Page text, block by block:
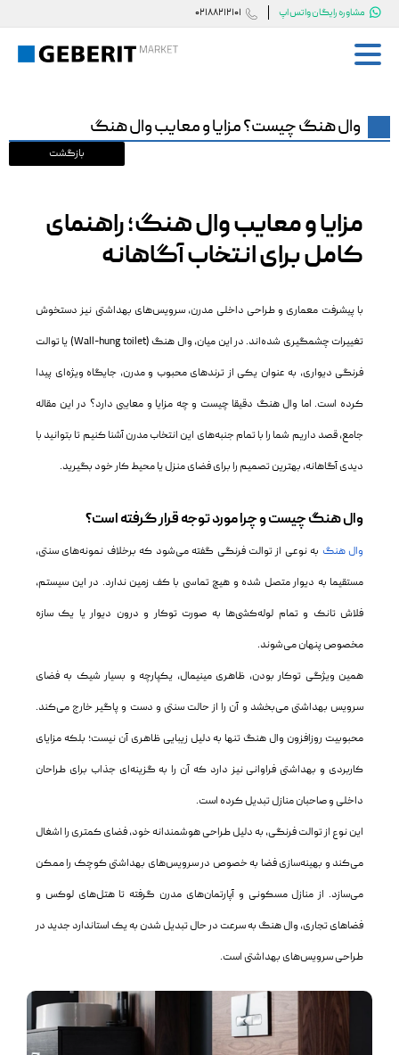
مشاوره رایگان واتس اپ 
02188212101 
فلاش تانک گبریت
وال هنگ گبریت
خدمات پس از فروش
درباره ما
تماس با ما
وال هنگ چیست؟ مزایا و معایب وال هنگ
مزایا و معایب وال هنگ؛ راهنمای
کامل برای انتخاب آگاهانه
با پیشرفت معماری و طراحی داخلی مدرن، سرویس‌های بهداشتی نیز دستخوش
تغییرات چشمگیری شده‌اند. در این میان، وال هنگ (Wall-hung toilet) یا توالت
فرنگی دیواری، به عنوان یکی از ترندهای محبوب و مدرن، جایگاه ویژه‌ای پیدا
کرده است. اما وال هنگ دقیقا چیست و چه مزایا و معایبی دارد؟ در این مقاله
جامع، قصد داریم شما را با تمام جنبه‌های این انتخاب مدرن آشنا کنیم تا بتوانید با
دیدی آگاهانه، بهترین تصمیم را برای فضای منزل یا محیط کار خود بگیرید.
وال هنگ چیست و چرا مورد توجه قرار گرفته است؟
وال هنگ به نوعی از توالت فرنگی گفته می‌شود که برخلاف نمونه‌های سنتی،
مستقیما به دیوار متصل شده و هیچ تماسی با کف زمین ندارد. در این سیستم،
فلاش تانک و تمام لوله‌کشی‌ها به صورت توکار و درون دیوار یا یک سازه
مخصوص پنهان می‌شوند.
همین ویژگی توکار بودن، ظاهری مینیمال، یکپارچه و بسیار شیک به فضای
سرویس بهداشتی می‌بخشد و آن را از حالت سنتی و دست و پاگیر خارج می‌کند.
محبوبیت روزافزون وال هنگ تنها به دلیل زیبایی ظاهری آن نیست؛ بلکه مزایای
کاربردی و بهداشتی فراوانی نیز دارد که آن را به گزینه‌ای جذاب برای طراحان
داخلی و صاحبان منازل تبدیل کرده است.
این نوع از توالت فرنگی، به دلیل طراحی هوشمندانه خود، فضای کمتری را اشغال
می‌کند و بهینه‌سازی فضا به خصوص در سرویس‌های بهداشتی کوچک را ممکن
می‌سازد. از منازل مسکونی و آپارتمان‌های مدرن گرفته تا هتل‌های لوکس و
فضاهای تجاری، وال هنگ به سرعت در حال تبدیل شدن به یک استاندارد جدید در
طراحی سرویس‌های بهداشتی است.